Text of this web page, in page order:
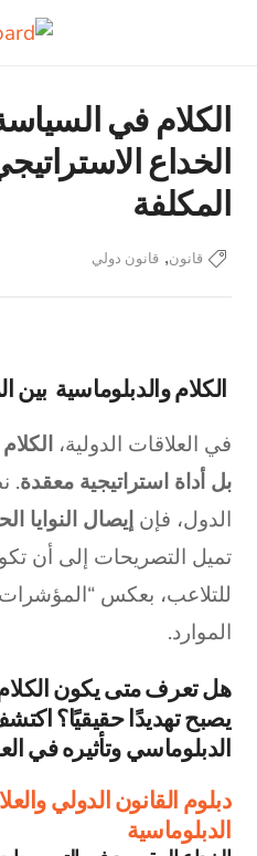
الكلام في
الخداع
المكلفة
قانون,قانون دولي
الكلام والدبلوماسية بين
في العلاقات الدولية،
بل أداة استراتيجية معقدة.
الدول، فإنإيصال النوايا
تميل التصريحات إلى أن
للتلاعب، بعكس
الموارد.
هل تعرف متى يكون
يصبح تهديدًا حقيقيًا؟
الدبلوماسي وتأثيره في
دبلوم القانون الدولي
الدبلوماسية